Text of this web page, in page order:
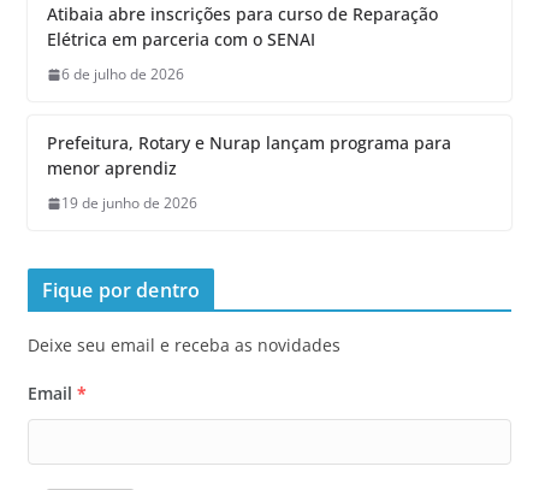
Atibaia abre inscrições para curso de Reparação
Elétrica em parceria com o SENAI
6 de julho de 2026
Prefeitura, Rotary e Nurap lançam programa para
menor aprendiz
19 de junho de 2026
Fique por dentro
Deixe seu email e receba as novidades
Email *